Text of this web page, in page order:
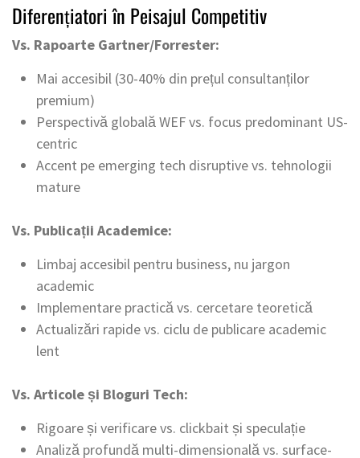
Diferențiatori în Peisajul Competitiv
Vs. Rapoarte Gartner/Forrester:
Mai accesibil (30-40% din prețul consultanților
premium)
Perspectivă globală WEF vs. focus predominant US-
centric
Accent pe emerging tech disruptive vs. tehnologii
mature
Vs. Publicații Academice:
Limbaj accesibil pentru business, nu jargon
academic
Implementare practică vs. cercetare teoretică
Actualizări rapide vs. ciclu de publicare academic
lent
Vs. Articole și Bloguri Tech:
Rigoare și verificare vs. clickbait și speculație
Analiză profundă multi-dimensională vs. surface-